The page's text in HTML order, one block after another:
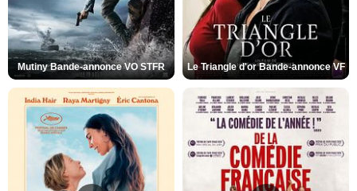
Mutiny Bande-annonce VO STFR Le Triangle d'or Bande-annonce VF